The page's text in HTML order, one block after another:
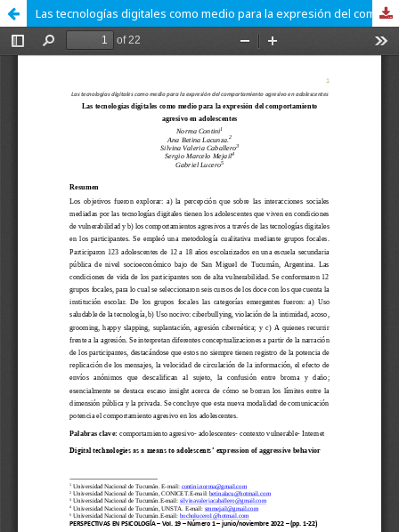
Las tecnologías digitales como medio para la expresión del comportamiento agresivo en adolescentes